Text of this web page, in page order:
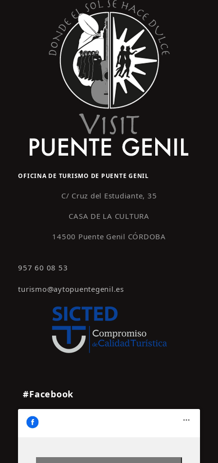
OFICINA DE TURISMO DE PUENTE GENIL
C/ Cruz del Estudiante, 35
CASA DE LA CULTURA
14500 Puente Genil CÓRDOBA
957 60 08 53
turismo@aytopuentegenil.es
#Facebook